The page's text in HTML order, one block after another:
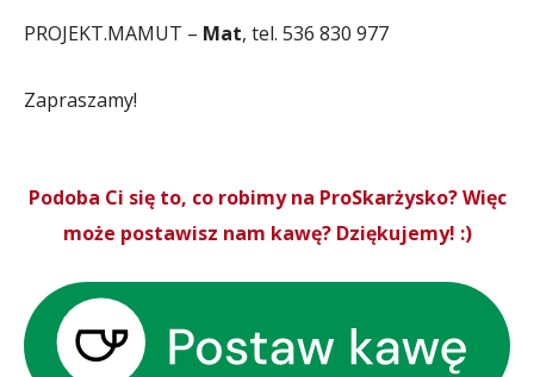
PROJEKT.MAMUT – Mat, tel. 536 830 977
Zapraszamy!
Podoba Ci się to, co robimy na ProSkarżysko? Więc
może postawisz nam kawę? Dziękujemy! :)